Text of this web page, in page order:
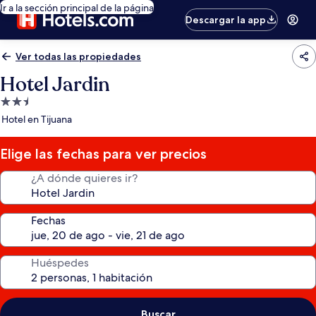
Ir a la sección principal de la página
Descargar la app
Ver todas las propiedades
Hotel Jardin
Propiedad
de
estrellas
Hotel en Tijuana
Elige las fechas para ver precios
¿A dónde quieres ir?
Fechas
Huéspedes